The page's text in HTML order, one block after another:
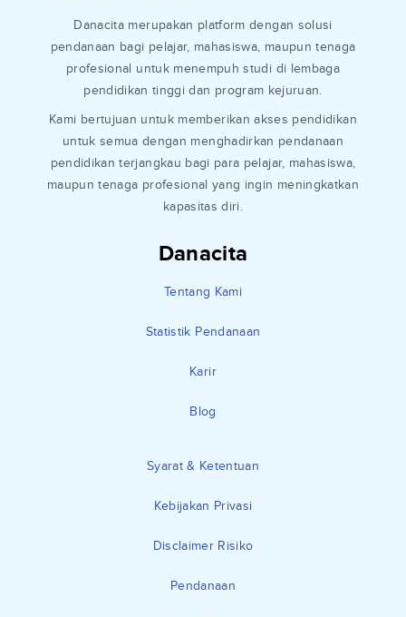
Danacita
Tentang Kami
Statistik Pendanaan
Karir
Blog
Syarat & Ketentuan
Kebijakan Privasi
Disclaimer Risiko
Pendanaan
Danacita merupakan platform dengan solusi
pendanaan bagi pelajar, mahasiswa, maupun tenaga
profesional untuk menempuh studi di lembaga
pendidikan tinggi dan program kejuruan.
Kami bertujuan untuk memberikan akses pendidikan
untuk semua dengan menghadirkan pendanaan
pendidikan terjangkau bagi para pelajar, mahasiswa,
maupun tenaga profesional yang ingin meningkatkan
kapasitas diri.